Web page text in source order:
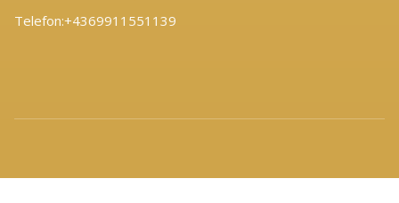
Telefon:+4369911551139